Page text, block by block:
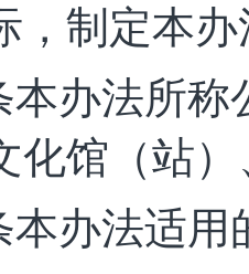
，制定本
本办法所称
化馆（站
本办法适用